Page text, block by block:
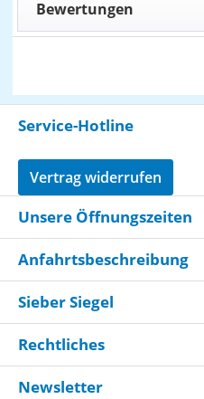
Bewertungen
Service-Hotline
Vertrag widerrufen
Unsere Öffnungszeiten
Anfahrtsbeschreibung
Sieber Siegel
Rechtliches
Newsletter